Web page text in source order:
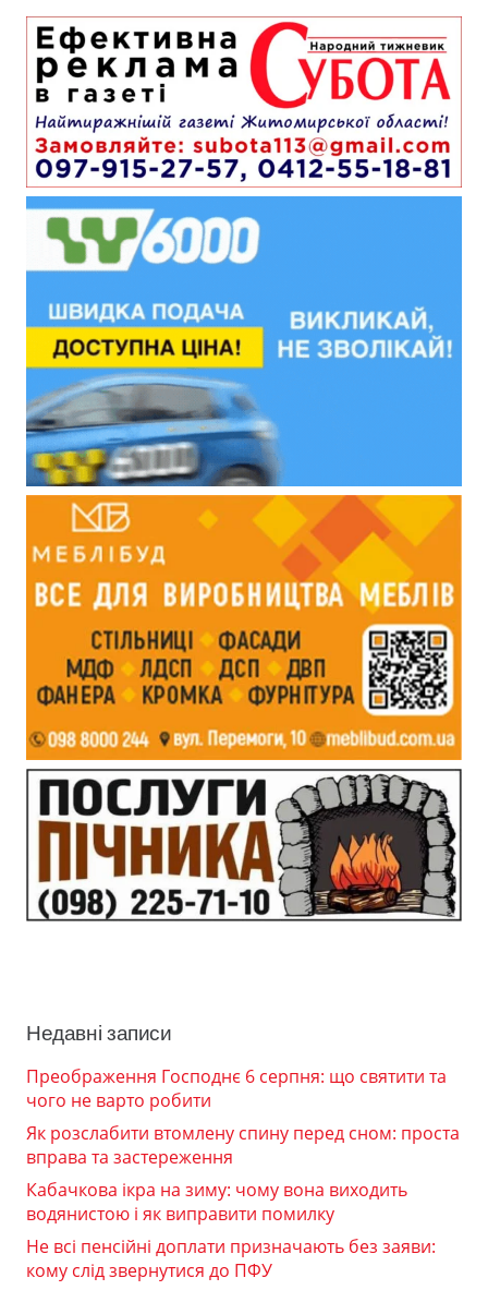
Недавні записи
Преображення Господнє 6 серпня: що святити та
чого не варто робити
Як розслабити втомлену спину перед сном: проста
вправа та застереження
Кабачкова ікра на зиму: чому вона виходить
водянистою і як виправити помилку
Не всі пенсійні доплати призначають без заяви:
кому слід звернутися до ПФУ